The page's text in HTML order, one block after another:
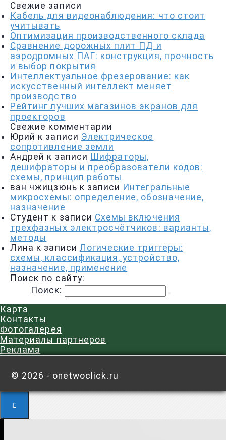
Свежие записи
Кабель для видеонаблюдения: что стоит
учитывать
Оптимизация производственного склада
Сравнение дорожных плит ПД и
аэродромных ПАГ: конструкция, прочность
и выбор покрытия
Интеллектуальное фрезерование: как
искусственный интеллект меняет
производство
Рейтинг лучших магазинов экранов для
проекторов
Свежие комментарии
Юрий к записи Электрическое
сопротивление земли
Андрей к записи Шифраторы,
дешифраторы и преобразователи кодов:
схемы, принцип работы
ван чжицзюнь к записи Интегральные
микросхемы: определение, обозначение,
назначение
Студент к записи Схемы включения
трехфазных электросчётчиков: варианты,
методы
Лина к записи Логические триггеры:
схемы, классификация, устройство,
назначение, применение
Поиск по сайту:
Поиск:
Карта
Контакты
Фотогалерея
Материалы партнеров
Реклама
© 2026 - onetwoclick.ru